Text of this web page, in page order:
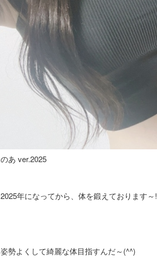
のあ ver.2025
2025年になってから、体を鍛えております～!
姿勢よくして綺麗な体目指すんだ～(^^)